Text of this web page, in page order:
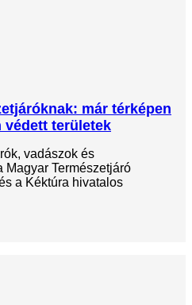
már térképen
védett területek
vadászok és
Magyar Természetjáró
a Kéktúra hivatalos